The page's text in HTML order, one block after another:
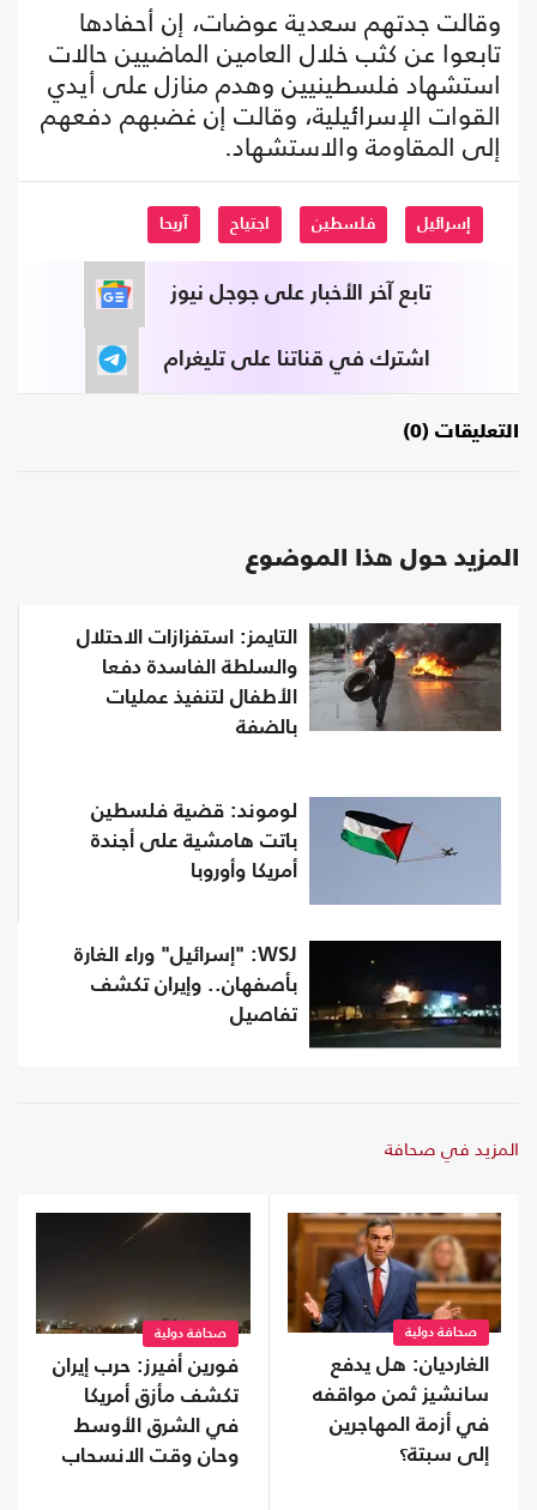
وقالت جدتهم سعدية عوضات، إن أحفادها
تابعوا عن كثب خلال العامين الماضيين حالات
استشهاد فلسطينيين وهدم منازل على أيدي
القوات الإسرائيلية، وقالت إن غضبهم دفعهم
إلى المقاومة والاستشهاد.
إسرائيل فلسطين اجتياح آريحا
تابع آخر الأخبار على جوجل نيوز
اشترك في قناتنا على تليغرام
التعليقات (0)
المزيد حول هذا الموضوع
التايمز: استفزازات الاحتلال
والسلطة الفاسدة دفعا
الأطفال لتنفيذ عمليات
بالضفة
لوموند: قضية فلسطين
باتت هامشية على أجندة
أمريكا وأوروبا
WSJ: "إسرائيل" وراء الغارة
بأصفهان.. وإيران تكشف
تفاصيل
المزيد في صحافة
صحافة دولية
الغارديان: هل يدفع
سانشيز ثمن مواقفه
في أزمة المهاجرين
إلى سبتة؟
صحافة دولية
فورين أفيرز: حرب إيران
تكشف مأزق أمريكا
في الشرق الأوسط
وحان وقت الانسحاب